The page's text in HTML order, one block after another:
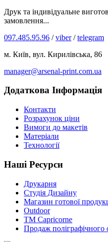
Друк та індивідуальне
замовлення...
097.485.95.96 /viber/telegram
м. Київ, вул. Кирилівська, 86
manager@arsenal-print.com.ua
Додаткова Інформація
Контакти
Розрахунок ціни
Вимоги до макетів
Матеріали
Технології
Наші Ресурси
Друкарня
Студія Дизайну
Магазин готової
Outdoor
TM Capricorne
Продаж поліграфічного